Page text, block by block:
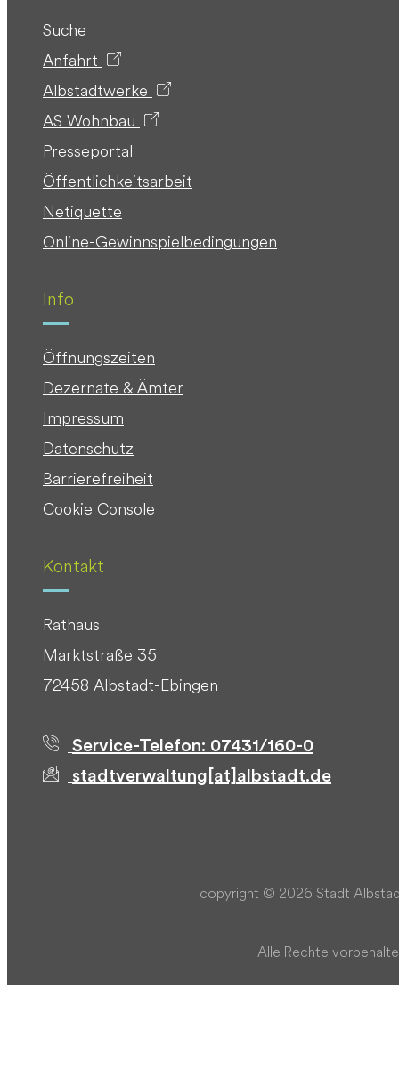
Suche
Anfahrt
Albstadtwerke
AS Wohnbau
Presseportal
Öffentlichkeitsarbeit
Netiquette
Online-Gewinnspielbedingungen
Info
Öffnungszeiten
Dezernate & Ämter
Impressum
Datenschutz
Barrierefreiheit
Cookie Console
Kontakt
Rathaus
Marktstraße 35
72458 Albstadt-Ebingen
Service-Telefon: 07431/160-0
stadtverwaltung[at]albstadt.de
copyright © 2026 Stadt
Alle Rechte